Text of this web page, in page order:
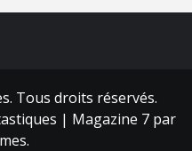
Tous droits réservés.
| Magazine 7 par